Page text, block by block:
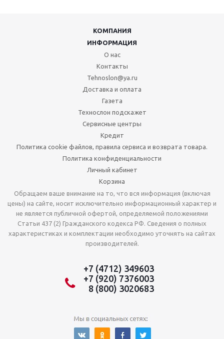
КОМПАНИЯ
ИНФОРМАЦИЯ
О нас
Контакты
Tehnoslon@ya.ru
Доставка и оплата
Газета
Технослон подскажет
Сервисные центры
Кредит
Политика cookie файлов, правила сервиса и возврата товара.
Политика конфиденциальности
Личный кабинет
Корзина
Обращаем ваше внимание на то, что вся информация (включая
цены) на сайте, носит исключительно информационный характер и
не является публичной офертой, определяемой положениями
Статьи 437 (2) Гражданского кодекса РФ. Сведения о полных
характеристиках и комплектации необходимо уточнять на сайтах
производителей.
+7 (4712) 349603
+7 (920) 7376003
8 (800) 3020683